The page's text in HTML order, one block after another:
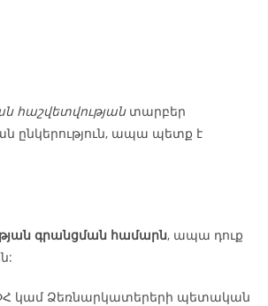
հաշվետվությանտարբեր
ընկերություն, ապա պետք է
գրանցման համարն, ապա դուք
ՓՀ կամ Ձեռնարկատերերի պետական